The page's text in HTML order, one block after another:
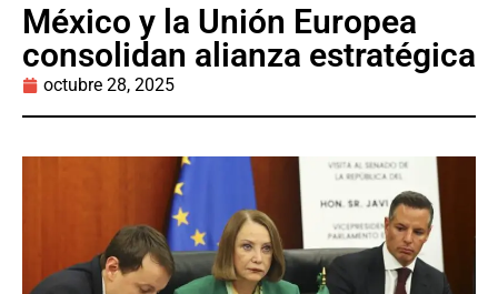
México y la Unión Europea
consolidan alianza estratégica
octubre 28, 2025